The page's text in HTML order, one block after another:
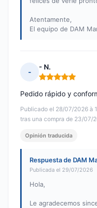
Atentamente,
El equipo de DAM
-
- N.
Nota: 5 de 5
Publicado el 28/07/2026 à
tras una compra de 23/07/
Pedido rápido y
Opinión traducida
Respuesta de DAM
Publicada el 29/07/2026
Hola,
Le agradecemos